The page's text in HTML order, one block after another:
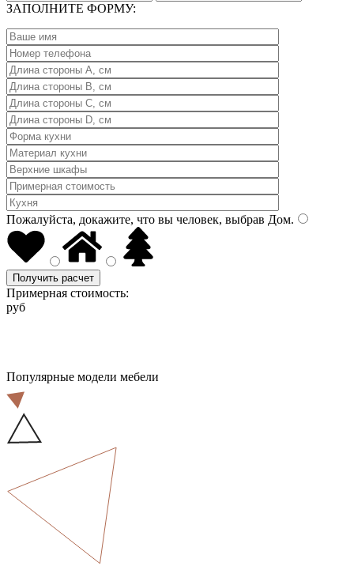
ЗАПОЛНИТЕ ФОРМУ:
Пожалуйста, докажите, что вы человек, выбрав Дом.
Получить расчет
Примерная стоимость:
руб
Популярные модели мебели